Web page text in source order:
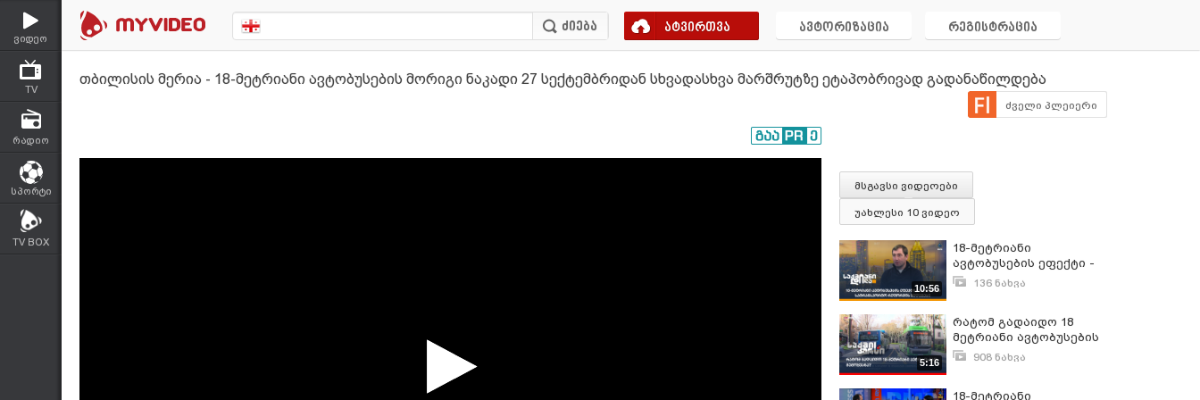
ვიდეო
TV
რადიო
სპორტი
TV BOX
ატვირთვა ავტორიზაცია რეგისტრაცია
თბილისის მერია - 18-მეტრიანი ავტობუსების მორიგი ნაკადი 27 სექტემბრიდან სხვადასხვა მარშრუტზე ეტაპობრივად გადანაწილდება
ძველი პლეიერი
მსგავსი ვიდეოები
უახლესი 10 ვიდეო
10:56
18-მეტრიანი
ავტობუსების ეფექტი -
თბილისის
136 ნახვა
5:16
რატომ გადაიდო 18
მეტრიანი ავტობუსების
შემოყვანა?
908 ნახვა
18-მეტრიანი